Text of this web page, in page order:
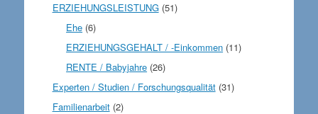
ERZIEHUNGSLEISTUNG(51)
Ehe (6)
ERZIEHUNGSGEHALT / -Einkommen (11)
RENTE / Babyjahre (26)
Experten / Studien / Forschungsqualität(31)
Familienarbeit(2)